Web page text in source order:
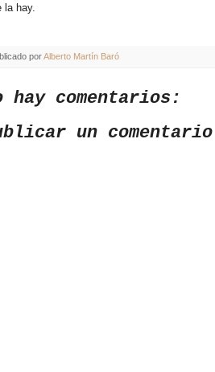
la hay.
porAlberto Martín Baró
hay comentarios:
un comentario